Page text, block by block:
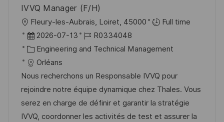
g
ö
f
f
e
n
t
l
i
IVVQ Manager (F/H)
O
r
t
Fleury-les-Aubrais, Loiret, 45000
Full time
D
a
t
u
m
d
e
2026-07-13
J
o
-
I
D
R0334048
K
a
t
e
g
o
Engineering and Technical Management
Orléans
Nous recherchons un Responsable IVVQ pour
rejoindre notre équipe dynamique chez Thales. Vous
serez en charge de définir et garantir la stratégie
IVVQ, coordonner les activités de test et assurer la